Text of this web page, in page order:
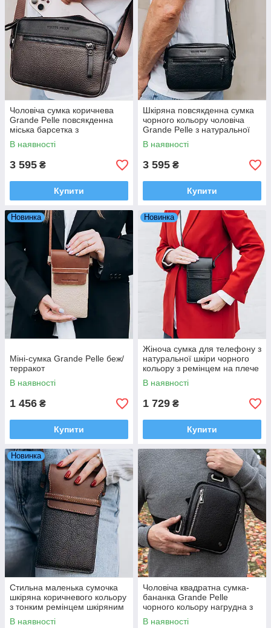
Чоловіча сумка коричнева
Grande Pelle повсякденна
міська барсетка з
натуральної шкіри з ременем
через плече
В наявності
3 595 ₴
Купити
Шкіряна повсякденна сумка
чорного кольору чоловіча
Grande Pelle з натуральної
шкіри на змійці для власних
речей
В наявності
3 595 ₴
Купити
Новинка
Міні-сумка Grande Pelle беж/
терракот
В наявності
1 456 ₴
Купити
Новинка
Жіноча сумка для телефону з
натуральної шкіри чорного
кольору з ремінцем на плече
Grande Pelle
В наявності
1 729 ₴
Купити
Новинка
Стильна маленька сумочка
шкіряна коричневого кольору
з тонким ремінцем шкіряним
для телефону Grande Pelle
В наявності
Чоловіча квадратна сумка-
бананка Grande Pelle
чорного кольору нагрудна з
натуральної шкіри
В наявності